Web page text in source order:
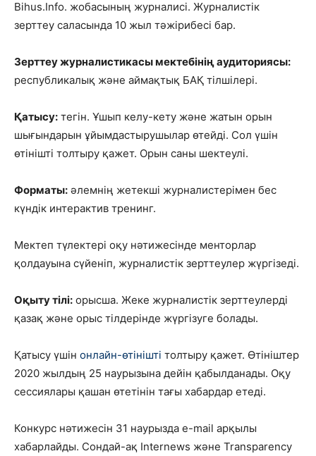
Bihus.Info. жобасының журналисі. Журналистік
зерттеу саласында 10 жыл тәжірибесі бар.
Зерттеу журналистикасы мектебінің аудиториясы:
республикалық және аймақтық БАҚ тілшілері.
Қатысу: тегін. Ұшып келу-кету және жатын орын
шығындарын ұйымдастырушылар өтейді. Сол үшін
өтінішті толтыру қажет. Орын саны шектеулі.
Форматы: әлемнің жетекші журналистерімен бес
күндік интерактив тренинг.
Мектеп түлектері оқу нәтижесінде менторлар
қолдауына сүйеніп, журналистік зерттеулер жүргізеді.
Оқыту тілі: орысша. Жеке журналистік зерттеулерді
қазақ және орыс тілдерінде жүргізуге болады.
Қатысу үшін онлайн-өтінішті толтыру қажет. Өтініштер
2020 жылдың 25 наурызына дейін қабылданады. Оқу
сессиялары қашан өтетінін тағы хабардар етеді.
Конкурс нәтижесін 31 наурызда e-mail арқылы
хабарлайды. Сондай-ақ Internews және Transparency